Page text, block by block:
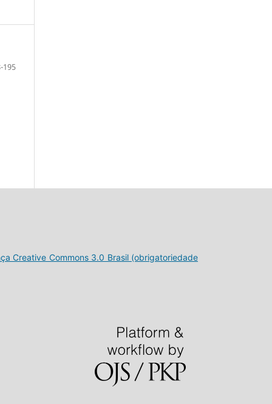
195
Creative Commons 3.0 Brasil (obrigatoriedade